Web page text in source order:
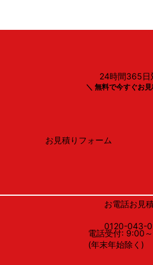
0120-043-
お電話お見
電話受付: 9:00
(年末年始除く)
お見積りフォーム
＼ 無料で今すぐお
24時間365日